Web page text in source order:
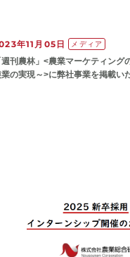
年11月05日 メディア
週刊農林」<農業マーケティング
業の実現～>に弊社事業を掲載い